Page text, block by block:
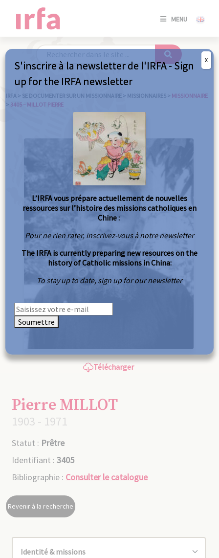
MENU
SE
/
IRFA > SE DOCUMENTER SUR UN MISSIONNAIRE > MISSIONNAIRES > MISSIONNAIRE
> 3405 – MILLOT PIERRE
Télécharger
Pierre MILLOT
1903 - 1971
Statut : Prêtre
Identifiant : 3405
Bibliographie : Consulter le catalogue
Revenir à la recherche
S'inscrire à la newsletter de l'IRFA - Sign
up for the IRFA newsletter
L’IRFA vous prépare actuellement de nouvelles
ressources sur l’histoire des missions catholiques en
Chine :
Pour ne rien rater, inscrivez-vous à notre newsletter
The IRFA is currently preparing new resources on the
history of Catholic missions in China:
To stay up to date, sign up for our newsletter
Soumettre
X